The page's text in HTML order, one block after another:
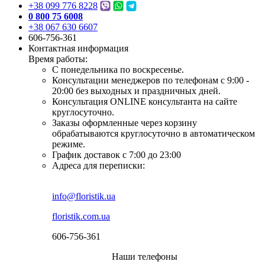
+38 099 776 8228
0 800 75 6008
+38 067 630 6607
606-756-361
Контактная информация
Время работы:
С понедельника по воскресенье.
Консультации менеджеров по телефонам с 9:00 -
20:00 без выходных и праздничных дней.
Консультация ONLINE консультанта на сайте
круглосуточно.
Заказы оформленные через корзину
обрабатываются круглосуточно в автоматическом
режиме.
График доставок с 7:00 до 23:00
Адреса для переписки:
info@floristik.ua
floristik.com.ua
606-756-361
Наши телефоны